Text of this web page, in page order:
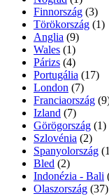
Finnország (3)
Törökország (1)
Anglia (9)
Wales (1)
Párizs (4)
Portugália (17)
London (7)
Franciaország
Izland (7)
Görögország (1)
Szlovénia (2)
Spanyolország
Bled (2)
Indonézia - Bali
Olaszország (37)